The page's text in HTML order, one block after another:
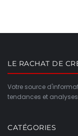
LE RACHAT DE
Votre source
tendances et
CATÉGORIES